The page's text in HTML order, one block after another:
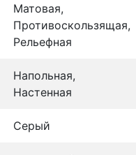
Матовая,
Противоскользящая,
Рельефная
Напольная,
Настенная
Серый